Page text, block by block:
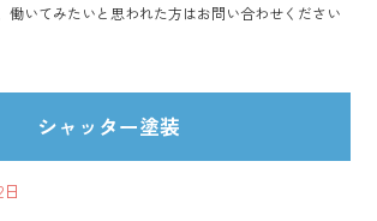
働いてみたいと思われた方はお問い合わせください
シャッター塗装